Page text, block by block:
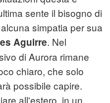
sente il bisogno di
simpatia per sua
Aguirre. Nel
di Aurora rimane
chiaro, che solo
possibile capire.
all'estero, in un